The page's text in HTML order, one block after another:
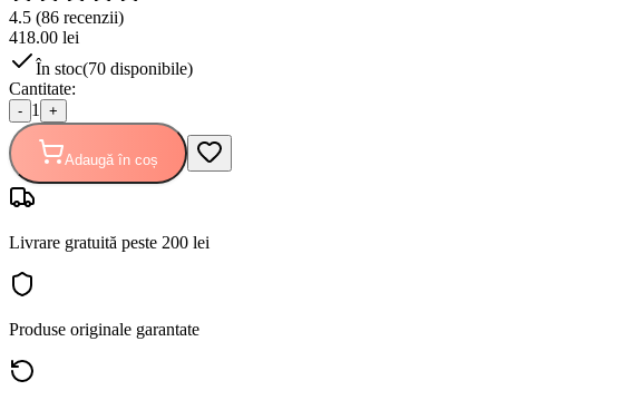
4.5 (86 recenzii)
418.00 lei
În stoc(70 disponibile)
Cantitate:
- 1 +
Adaugă în coș
Livrare gratuită peste 200 lei
Produse originale garantate